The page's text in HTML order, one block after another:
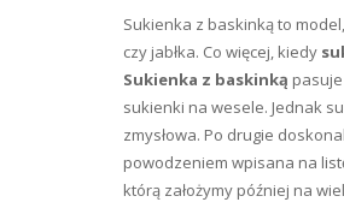
Sukienka z baskinką to
czy jabłka. Co więcej, kiedy
Sukienka z baskinką
sukienki na wesele. Jednak
zmysłowa. Po drugie
powodzeniem wpisana na
którą założymy później na